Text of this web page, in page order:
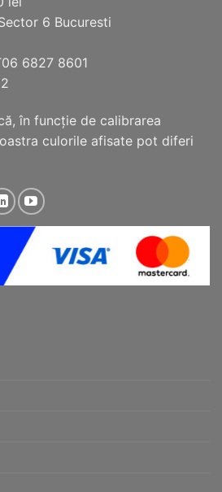
6 Bucuresti
6827 8601
în funcţie de calibrarea
culorile afisate pot diferi